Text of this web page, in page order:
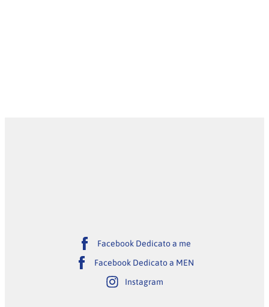
Facebook Dedicato a me
Facebook Dedicato a MEN
Instagram